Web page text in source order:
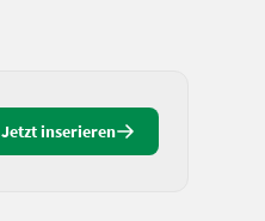
Jetzt inserieren